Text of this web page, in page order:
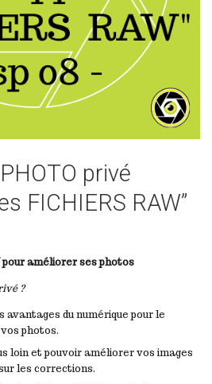
privé
FICHIERS RAW”
améliorer ses photos
?
avantages du numérique pour le
photos.
loin et pouvoir améliorer vos images
les corrections.